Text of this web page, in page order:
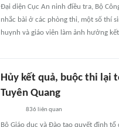
Đại diện Cục An ninh điều tra, Bộ
nhắc bài ở các phòng thi, một số thí
huynh và giáo viên làm ảnh hưởng
Hủy kết quả, buộc thi lại
Tuyên Quang
836 liên quan
Bộ Giáo dục và Đào tạo quyết định